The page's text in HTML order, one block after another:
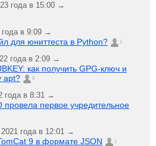
года в 15:00 →
в 9:09 →
для юниттеста в Python? 2
года в 2:09 →
как получить GPG-ключ и
apt?
6
года в 8:31 →
первое учредительное
года в 12:01 →
9 в формате JSON 1